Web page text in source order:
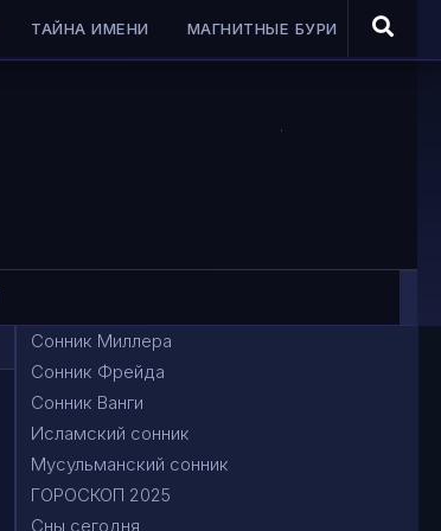
ТАЙНА ИМЕНИ МАГНИТНЫЕ БУРИ
Сонник Миллера
Сонник Фрейда
Сонник Ванги
Исламский сонник
Мусульманский сонник
ГОРОСКОП 2025
Сны сегодня